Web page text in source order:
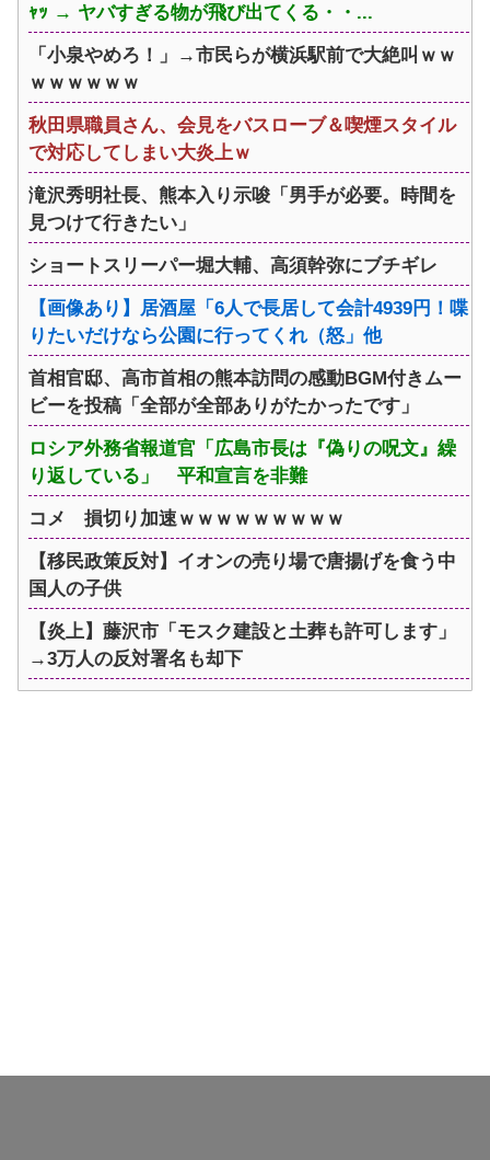
ｬｯ → ヤバすぎる物が飛び出てくる・・...
「小泉やめろ！」→市民らが横浜駅前で大絶叫ｗｗ
ｗｗｗｗｗｗ
秋田県職員さん、会見をバスローブ＆喫煙スタイル
で対応してしまい大炎上ｗ
滝沢秀明社長、熊本入り示唆「男手が必要。時間を
見つけて行きたい」
ショートスリーパー堀大輔、高須幹弥にブチギレ
【画像あり】居酒屋「6人で長居して会計4939円！喋
りたいだけなら公園に行ってくれ（怒」他
首相官邸、高市首相の熊本訪問の感動BGM付きムー
ビーを投稿「全部が全部ありがたかったです」
ロシア外務省報道官「広島市長は『偽りの呪文』繰
り返している」 平和宣言を非難
コメ 損切り加速ｗｗｗｗｗｗｗｗｗ
【移民政策反対】イオンの売り場で唐揚げを食う中
国人の子供
【炎上】藤沢市「モスク建設と土葬も許可します」
→3万人の反対署名も却下